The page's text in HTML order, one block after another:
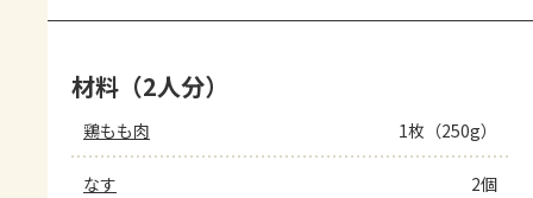
材料（2人分）
鶏もも肉 1枚（250g）
なす 2個